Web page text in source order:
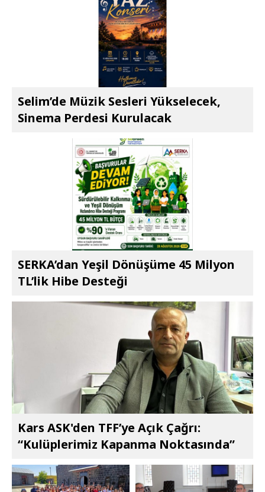
Selim’de Müzik Sesleri Yükselecek,
Sinema Perdesi Kurulacak
SERKA’dan Yeşil Dönüşüme 45 Milyon
TL’lik Hibe Desteği
Kars ASK'den TFF’ye Açık Çağrı:
“Kulüplerimiz Kapanma Noktasında”